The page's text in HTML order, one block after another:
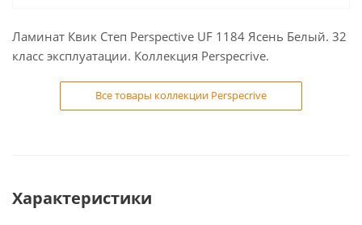
Ламинат Квик Степ Perspective UF 1184 Ясень Белый. 32
класс эксплуатации. Коллекция Perspecrive.
Все товары коллекции Perspecrive
Характеристики